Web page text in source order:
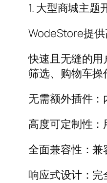
1. 大型商城主题
WodeStore提
快速且无缝的
筛选、购物车操
无需额外插件
高度可定制性
全面兼容性：
响应式设计：